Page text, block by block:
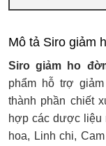
Mô tả Siro giảm
Siro giảm ho
phẩm hỗ trợ
thành phần chiết
hợp các dược liệu
hoa, Linh chi,